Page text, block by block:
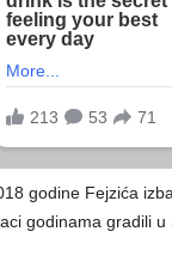
godine Fejzića
godinama gradili u